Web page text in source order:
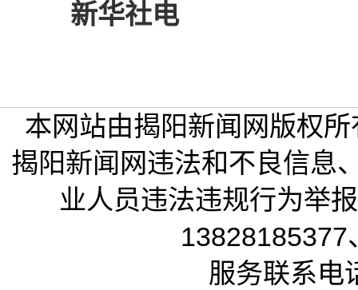
新华社电
本网站由揭阳新闻网版权
揭阳新闻网违法和不良信息
业人员违法违规行为举
13828185377
服务联系电